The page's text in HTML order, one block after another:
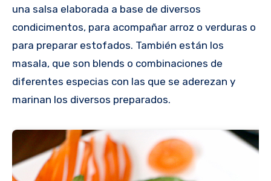
una salsa elaborada a base de diversos
condicimentos, para acompañar arroz o verduras o
para preparar estofados. También están los
masala, que son blends o combinaciones de
diferentes especias con las que se aderezan y
marinan los diversos preparados.